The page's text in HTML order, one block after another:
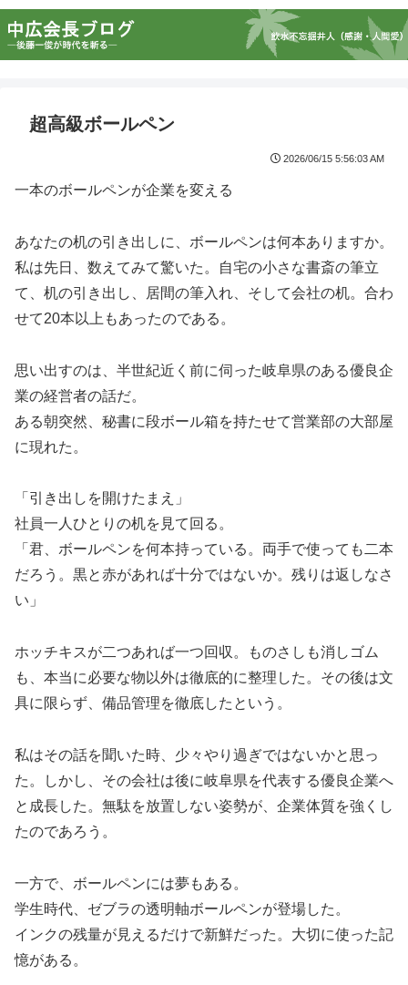
超高級ボールペン
2026/06/15 5:56:03 AM
一本のボールペンが企業を変える
あなたの机の引き出しに、ボールペンは何本ありますか。
私は先日、数えてみて驚いた。自宅の小さな書斎の筆立
て、机の引き出し、居間の筆入れ、そして会社の机。合わ
せて20本以上もあったのである。
思い出すのは、半世紀近く前に伺った岐阜県のある優良企
業の経営者の話だ。
ある朝突然、秘書に段ボール箱を持たせて営業部の大部屋
に現れた。
「引き出しを開けたまえ」
社員一人ひとりの机を見て回る。
「君、ボールペンを何本持っている。両手で使っても二本
だろう。黒と赤があれば十分ではないか。残りは返しなさ
い」
ホッチキスが二つあれば一つ回収。ものさしも消しゴム
も、本当に必要な物以外は徹底的に整理した。その後は文
具に限らず、備品管理を徹底したという。
私はその話を聞いた時、少々やり過ぎではないかと思っ
た。しかし、その会社は後に岐阜県を代表する優良企業へ
と成長した。無駄を放置しない姿勢が、企業体質を強くし
たのであろう。
一方で、ボールペンには夢もある。
学生時代、ゼブラの透明軸ボールペンが登場した。
インクの残量が見えるだけで新鮮だった。大切に使った記
憶がある。